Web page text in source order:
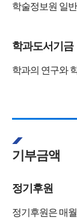
학술정보원 일
학과도서기금
학과의 연구와
기부금액
정기후원
정기후원은 매